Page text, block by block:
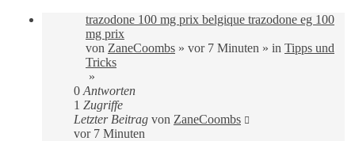
trazodone 100 mg prix belgique trazodone eg 100
mg prix
von ZaneCoombs » vor 7 Minuten » in Tipps und
Tricks
»
0 Antworten
1 Zugriffe
Letzter Beitrag von ZaneCoombs
vor 7 Minuten